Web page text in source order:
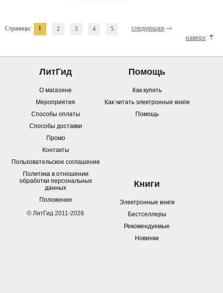
Страницы: 1 2 3 4 5
следующая
наверх
ЛитГид
О магазине
Мероприятия
Способы оплаты
Способы доставки
Промо
Контакты
Пользовательское соглашение
Политика в отношении
обработки персональных
данных
Положение
© ЛитГид 2011-2026
Помощь
Как купить
Как читать электронные книги
Помощь
Книги
Электронные книги
Бестселлеры
Рекомендуемые
Новинки